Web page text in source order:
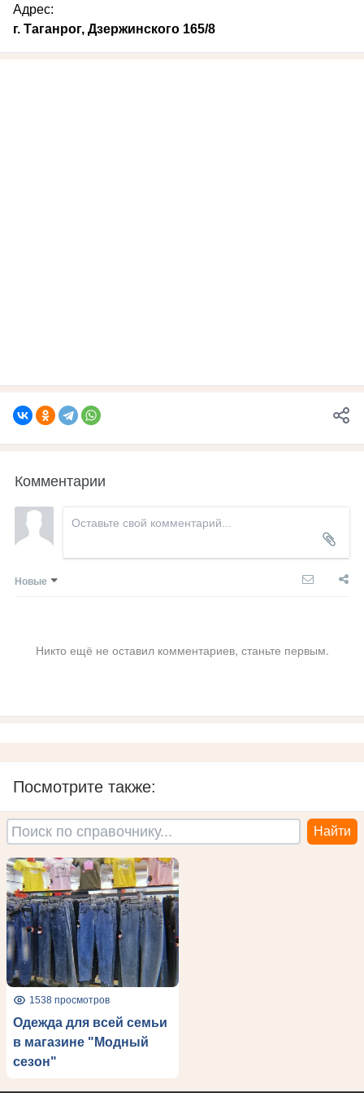
Адрес:
г. Таганрог, Дзержинского 165/8
Комментарии
Новые
Никто ещё не оставил комментариев, станьте первым.
Посмотрите также:
1538 просмотров
Одежда для всей семьи
в магазине "Модный
сезон"